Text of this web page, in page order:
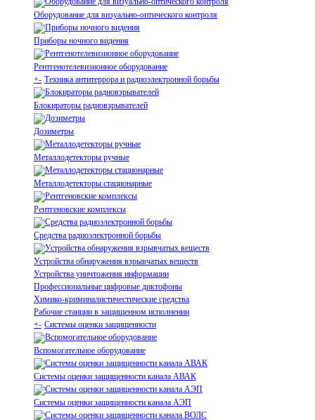
Оборудование для визуально-оптического контроля
Приборы ночного видения
Рентгенотелевизионное оборудование
+- Техника антитеррора и радиоэлектронной борьбы
Блокираторы радиовзрывателей
Дозиметры
Металлодетекторы ручные
Металлодетекторы стационарные
Рентгеновские комплексы
Средства радиоэлектронной борьбы
Устройства обнаружения взрывчатых веществ
Устройства уничтожения информации
Профессиональные цифровые диктофоны
Химико-криминалистичестические средства
Рабочие станции в защищенном исполнении
+- Системы оценки защищенности
Вспомогательное оборудование
Системы оценки защищенности канала АВАК
Системы оценки защищенности канала АЭП